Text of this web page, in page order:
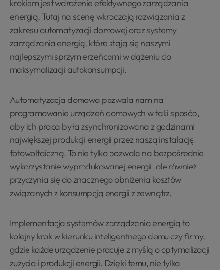
krokiem jest wdrożenie efektywnego zarządzania
energią. Tutaj na scenę wkraczają rozwiązania z
zakresu automatyzacji domowej oraz systemy
zarządzania energią, które stają się naszymi
najlepszymi sprzymierzeńcami w dążeniu do
maksymalizacji autokonsumpcji.
Automatyzacja domowa pozwala nam na
programowanie urządzeń domowych w taki sposób,
aby ich praca była zsynchronizowana z godzinami
największej produkcji energii przez naszą instalację
fotowoltaiczną. To nie tylko pozwala na bezpośrednie
wykorzystanie wyprodukowanej energii, ale również
przyczynia się do znacznego obniżenia kosztów
związanych z konsumpcją energii z zewnątrz.
Implementacja systemów zarządzania energią to
kolejny krok w kierunku inteligentnego domu czy firmy,
gdzie każde urządzenie pracuje z myślą o optymalizacji
zużycia i produkcji energii. Dzięki temu, nie tylko